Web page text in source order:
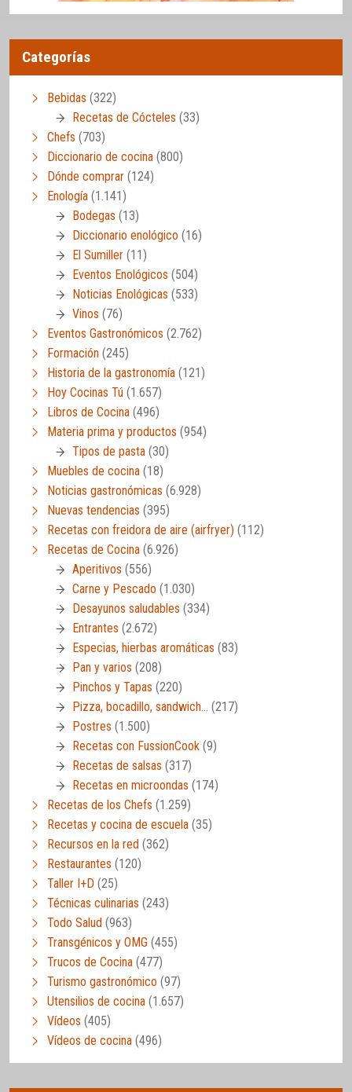
Categorías
Bebidas (322)
Recetas de Cócteles (33)
Chefs (703)
Diccionario de cocina (800)
Dónde comprar (124)
Enología (1.141)
Bodegas (13)
Diccionario enológico (16)
El Sumiller (11)
Eventos Enológicos (504)
Noticias Enológicas (533)
Vinos (76)
Eventos Gastronómicos (2.762)
Formación (245)
Historia de la gastronomía (121)
Hoy Cocinas Tú (1.657)
Libros de Cocina (496)
Materia prima y productos (954)
Tipos de pasta (30)
Muebles de cocina (18)
Noticias gastronómicas (6.928)
Nuevas tendencias (395)
Recetas con freidora de aire (airfryer) (112)
Recetas de Cocina (6.926)
Aperitivos (556)
Carne y Pescado (1.030)
Desayunos saludables (334)
Entrantes (2.672)
Especias, hierbas aromáticas (83)
Pan y varios (208)
Pinchos y Tapas (220)
Pizza, bocadillo, sandwich… (217)
Postres (1.500)
Recetas con FussionCook (9)
Recetas de salsas (317)
Recetas en microondas (174)
Recetas de los Chefs (1.259)
Recetas y cocina de escuela (35)
Recursos en la red (362)
Restaurantes (120)
Taller I+D (25)
Técnicas culinarias (243)
Todo Salud (963)
Transgénicos y OMG (455)
Trucos de Cocina (477)
Turismo gastronómico (97)
Utensilios de cocina (1.657)
Vídeos (405)
Vídeos de cocina (496)